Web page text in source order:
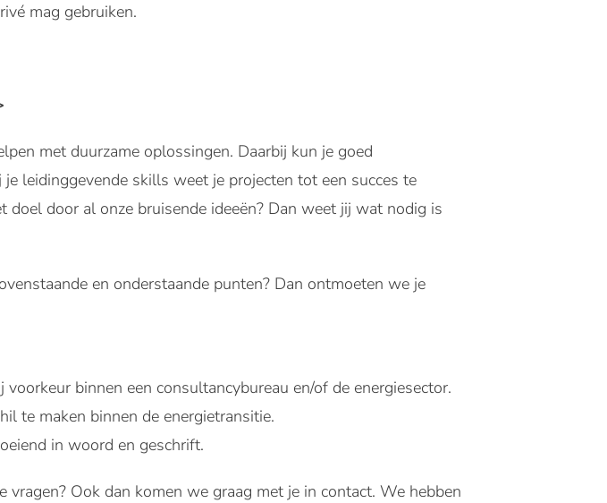
mag gebruiken.
met duurzame oplossingen. Daarbij kun je goed
leidinggevende skills weet je projecten tot een succes te
door al onze bruisende ideeën? Dan weet jij wat nodig is
en onderstaande punten? Dan ontmoeten we je
binnen een consultancybureau en/of de energiesector.
te maken binnen de energietransitie.
in woord en geschrift.
Ook dan komen we graag met je in contact. We hebben